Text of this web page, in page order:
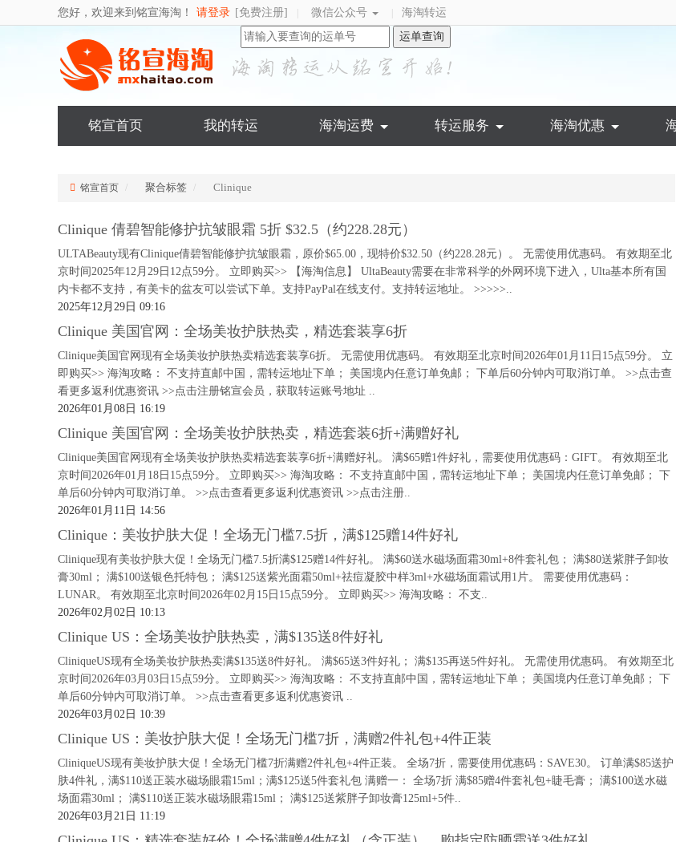
您好，欢迎来到铭宣海淘！ 请登录 [免费注册] 微信公众号 海淘转运
运单查询
铭宣首页 我的转运 海淘运费 转运服务 海淘优惠
铭宣首页 聚合标签 Clinique
Clinique 倩碧智能修护抗皱眼霜 5折 $32.5（约228.28元）
ULTABeauty现有Clinique倩碧智能修护抗皱眼霜，原价$65.00，现特价$32.50（约228.28元）。 无需使用优惠码。 有效期至北
京时间2025年12月29日12点59分。 立即购买>> 【海淘信息】 UltaBeauty需要在非常科学的外网环境下进入，Ulta基本所有国
内卡都不支持，有美卡的盆友可以尝试下单。支持PayPal在线支付。支持转运地址。 >>>>>..
2025年12月29日 09:16
Clinique 美国官网：全场美妆护肤热卖，精选套装享6折
Clinique美国官网现有全场美妆护肤热卖精选套装享6折。 无需使用优惠码。 有效期至北京时间2026年01月11日15点59分。 立
即购买>> 海淘攻略： 不支持直邮中国，需转运地址下单； 美国境内任意订单免邮； 下单后60分钟内可取消订单。 >>点击查
看更多返利优惠资讯 >>点击注册铭宣会员，获取转运账号地址 ..
2026年01月08日 16:19
Clinique 美国官网：全场美妆护肤热卖，精选套装6折+满赠好礼
Clinique美国官网现有全场美妆护肤热卖精选套装享6折+满赠好礼。 满$65赠1件好礼，需要使用优惠码：GIFT。 有效期至北
京时间2026年01月18日15点59分。 立即购买>> 海淘攻略： 不支持直邮中国，需转运地址下单； 美国境内任意订单免邮； 下
单后60分钟内可取消订单。 >>点击查看更多返利优惠资讯 >>点击注册..
2026年01月11日 14:56
Clinique：美妆护肤大促！全场无门槛7.5折，满$125赠14件好礼
Clinique现有美妆护肤大促！全场无门槛7.5折满$125赠14件好礼。 满$60送水磁场面霜30ml+8件套礼包； 满$80送紫胖子卸妆
膏30ml； 满$100送银色托特包； 满$125送紫光面霜50ml+祛痘凝胶中样3ml+水磁场面霜试用1片。 需要使用优惠码：
LUNAR。 有效期至北京时间2026年02月15日15点59分。 立即购买>> 海淘攻略： 不支..
2026年02月02日 10:13
Clinique US：全场美妆护肤热卖，满$135送8件好礼
CliniqueUS现有全场美妆护肤热卖满$135送8件好礼。 满$65送3件好礼； 满$135再送5件好礼。 无需使用优惠码。 有效期至北
京时间2026年03月03日15点59分。 立即购买>> 海淘攻略： 不支持直邮中国，需转运地址下单； 美国境内任意订单免邮； 下
单后60分钟内可取消订单。 >>点击查看更多返利优惠资讯 ..
2026年03月02日 10:39
Clinique US：美妆护肤大促！全场无门槛7折，满赠2件礼包+4件正装
CliniqueUS现有美妆护肤大促！全场无门槛7折满赠2件礼包+4件正装。 全场7折，需要使用优惠码：SAVE30。 订单满$85送护
肤4件礼，满$110送正装水磁场眼霜15ml；满$125送5件套礼包 满赠一： 全场7折 满$85赠4件套礼包+睫毛膏； 满$100送水磁
场面霜30ml； 满$110送正装水磁场眼霜15ml； 满$125送紫胖子卸妆膏125ml+5件..
2026年03月21日 11:19